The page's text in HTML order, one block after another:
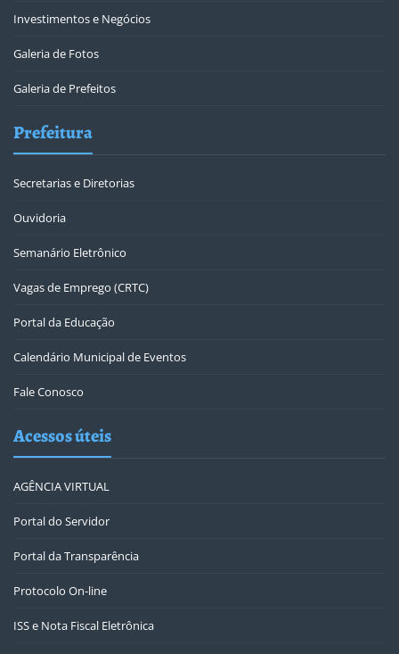
Investimentos e Negócios
Galeria de Fotos
Galeria de Prefeitos
Prefeitura
Secretarias e Diretorias
Ouvidoria
Semanário Eletrônico
Vagas de Emprego (CRTC)
Portal da Educação
Calendário Municipal de Eventos
Fale Conosco
Acessos úteis
AGÊNCIA VIRTUAL
Portal do Servidor
Portal da Transparência
Protocolo On-line
ISS e Nota Fiscal Eletrônica